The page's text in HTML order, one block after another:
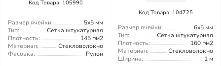
Код Товара: 105990
Размер ячейки:
5x5 мм
Тип:
Сетка штукатурная
Плотность:
145 г/м2
Материал:
Стекловолокно
Фасовка:
Рулон
Код Товара: 104725
Размер ячейки:
6x5 мм
Тип:
Сетка штукатурная
Плотность:
160 г/м2
Материал:
Стекловолокно
Ширина:
1 м